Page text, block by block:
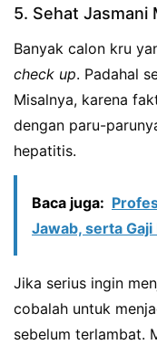
5. Sehat Jasmani
Banyak calon kru
check up. Padahal
Misalnya, karena
dengan paru-
hepatitis.
Baca juga:
Jawab, serta Gaji
Jika serius ingin
cobalah untuk
sebelum terlambat.